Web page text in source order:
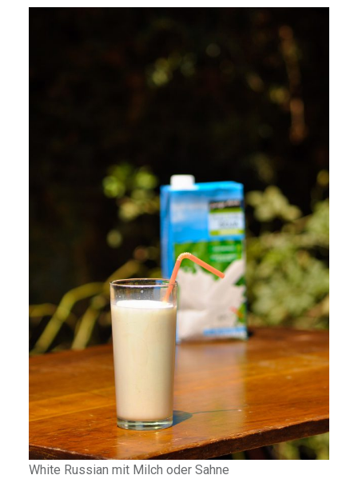
White Russian mit Milch oder Sahne